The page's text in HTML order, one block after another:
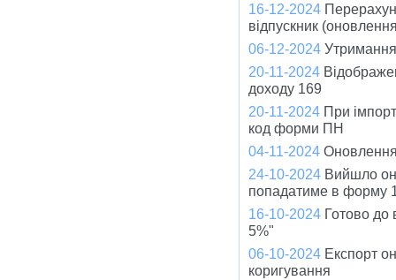
16-12-2024
відпускник
06-12-2024 Утримання
20-11-2024
доходу 169
20-11-2024 При
код форми ПН
04-11-2024
24-10-2024 Вийшло
попадатиме в форму
16-10-2024 Готово
5%"
06-10-2024 Експорт
коригування